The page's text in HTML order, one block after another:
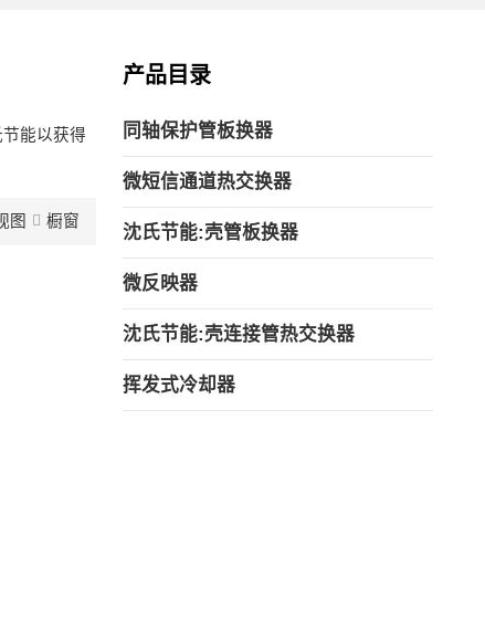
能以获得
图 橱窗
产品目录
同轴保护管板换器
微短信通道热交换器
沈氏节能:壳管板换器
微反映器
沈氏节能:壳连接管热交换器
挥发式冷却器